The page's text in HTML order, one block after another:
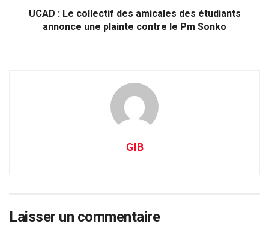
UCAD : Le collectif des amicales des étudiants
annonce une plainte contre le Pm Sonko
GIB
Laisser un commentaire